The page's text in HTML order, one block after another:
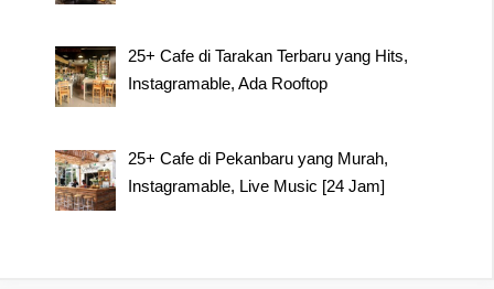
25+ Cafe di Tarakan Terbaru yang Hits,
Instagramable, Ada Rooftop
25+ Cafe di Pekanbaru yang Murah,
Instagramable, Live Music [24 Jam]